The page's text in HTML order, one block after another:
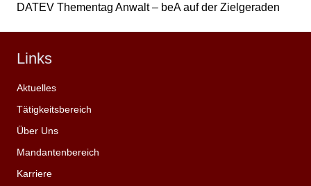
DATEV Thementag Anwalt – beA auf der Zielgeraden
Links
Aktuelles
Tätigkeitsbereich
Über Uns
Mandantenbereich
Karriere